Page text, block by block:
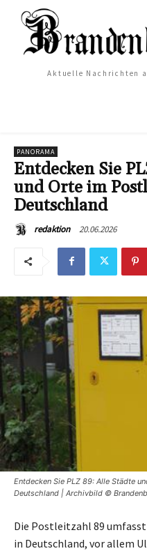
Aktuelle Nachrichten
PANORAMA
Entdecken Sie
und Orte im
Deutschland
redaktion 20.06.2026
Entdecken Sie PLZ 89: Alle Städte
Deutschland | Archivbild ©
Die Postleitzahl 89
in Deutschland, vor allem